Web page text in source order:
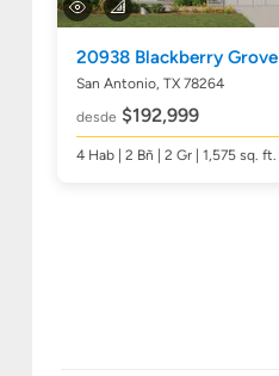
20938 Blackberry Grove
San Antonio, TX 78264
desde $192,999
4 Hab | 2 Bñ | 2 Gr | 1,575 sq. ft.